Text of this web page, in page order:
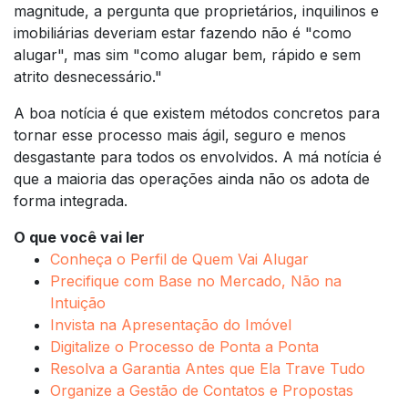
magnitude, a pergunta que proprietários, inquilinos e
imobiliárias deveriam estar fazendo não é "como
alugar", mas sim "como alugar bem, rápido e sem
atrito desnecessário."
A boa notícia é que existem métodos concretos para
tornar esse processo mais ágil, seguro e menos
desgastante para todos os envolvidos. A má notícia é
que a maioria das operações ainda não os adota de
forma integrada.
O que você vai ler
Conheça o Perfil de Quem Vai Alugar
Precifique com Base no Mercado, Não na
Intuição
Invista na Apresentação do Imóvel
Digitalize o Processo de Ponta a Ponta
Resolva a Garantia Antes que Ela Trave Tudo
Organize a Gestão de Contatos e Propostas